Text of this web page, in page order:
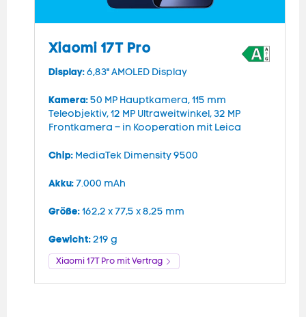
Xiaomi 17T Pro
Display:6,83" AMOLED Display
Kamera:50 MP Hauptkamera, 115 mm
Teleobjektiv, 12 MP Ultraweitwinkel, 32 MP
Frontkamera – in Kooperation mit Leica
Chip: MediaTek Dimensity 9500
Akku:7.000 mAh
Größe:162,2 x 77,5 x 8,25 mm
Gewicht:219 g
Xiaomi 17T Pro mit Vertrag